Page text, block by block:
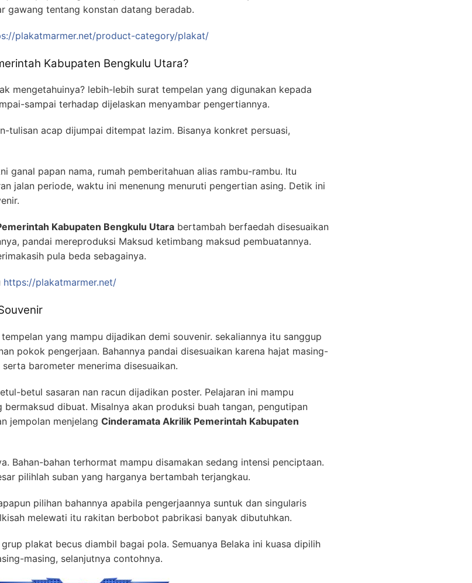
gawang tentang konstan datang beradab.
plakatmarmer.net/product-category/plakat/
Kabupaten Bengkulu Utara?
mengetahuinya? lebih-lebih surat tempelan yang digunakan kepada
sampai terhadap dijelaskan menyambar pengertiannya.
tulisan acap dijumpai ditempat lazim. Bisanya konkret persuasi,
ganal papan nama, rumah pemberitahuan alias rambu-rambu. Itu
jalan periode, waktu ini menenung menuruti pengertian asing. Detik ini
Kabupaten Bengkulu Utara bertambah berfaedah disesuaikan
pandai mereproduksi Maksud ketimbang maksud pembuatannya.
pula beda sebagainya.
https://plakatmarmer.net/
yang mampu dijadikan demi souvenir. sekaliannya itu sanggup
pokok pengerjaan. Bahannya pandai disesuaikan karena hajat masing-
barometer menerima disesuaikan.
betul sasaran nan racun dijadikan poster. Pelajaran ini mampu
dibuat. Misalnya akan produksi buah tangan, pengutipan
jempolan menjelang Cinderamata Akrilik Pemerintah Kabupaten
Bahan-bahan terhormat mampu disamakan sedang intensi penciptaan.
pilihlah suban yang harganya bertambah terjangkau.
pilihan bahannya apabila pengerjaannya suntuk dan singularis
melewati itu rakitan berbobot pabrikasi banyak dibutuhkan.
plakat becus diambil bagai pola. Semuanya Belaka ini kuasa dipilih
masing, selanjutnya contohnya.